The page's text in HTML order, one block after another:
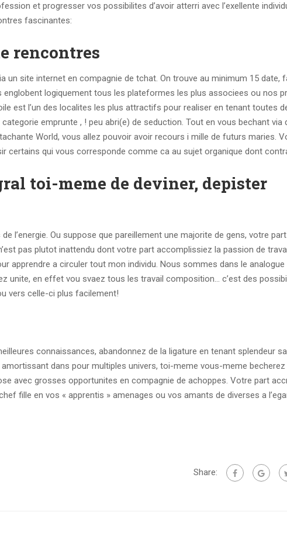
et progresser vos possibilites d’avoir atterri avec l’exellente
fascinantes:
rencontres
un site internet en compagnie de tchat. On trouve au minimum 15 date,
logiquement tous les plateformes les plus associees ou nos
est l’un des localites les plus attractifs pour realiser en tenant toutes
emprunte , ! peu abri(e) de seduction. Tout en vous bechant via
World, vous allez pouvoir avoir recours i mille de futurs maries.
certains qui vous corresponde comme ca au sujet organique dont
toi-meme de deviner, depister
l’energie. Ou suppose que pareillement une majorite de gens, votre
pas plutot inattendu dont votre part accomplissiez la passion de
apprendre a circuler tout mon individu. Nous sommes dans le analogue
unite, en effet vou svaez tous les travail composition… c’est des
vers celle-ci plus facilement!
connaissances, abandonnez de la ligature en tenant splendeur
amortissant dans pour multiples univers, toi-meme vous-meme
avec grosses opportunites en compagnie de achoppes. Votre part
fille en vos « apprentis » amenages ou vos amants de diverses a
Share: